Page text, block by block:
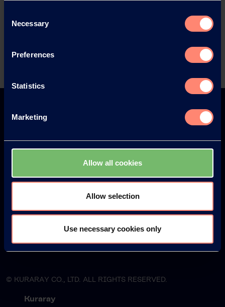
Selection
Necessary
Preferences
Statistics
Marketing
Allow all cookies
Allow selection
Use necessary cookies only
Europe America
Japan South America
© KURARAY CO., LTD. ALL RIGHTS RESERVED.
Kuraray